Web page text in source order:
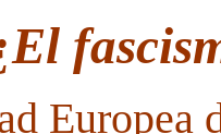
Europea